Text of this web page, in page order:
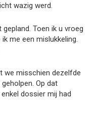
wazig werd.
Toen ik u vroeg
me een mislukkeling.
we misschien dezelfde
Op dat
dossier mij had